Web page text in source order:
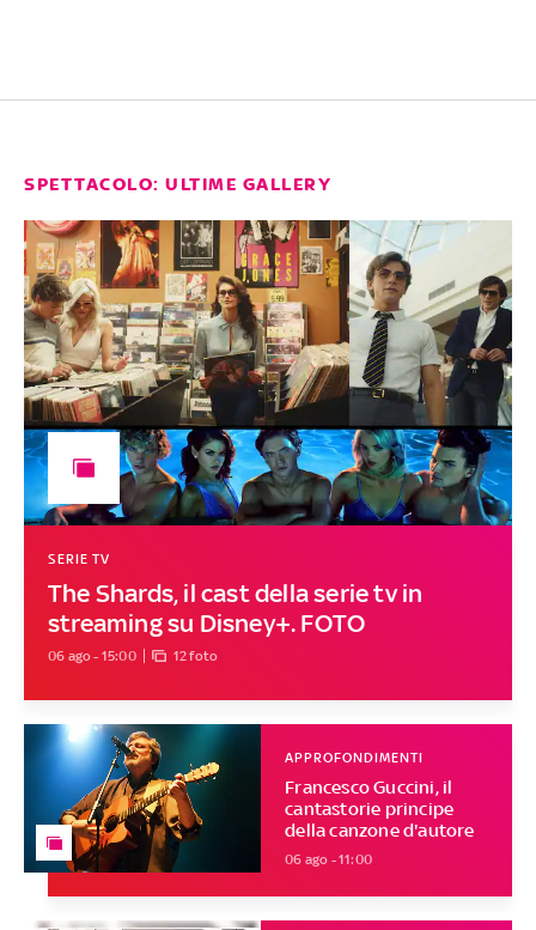
SPETTACOLO: ULTIME GALLERY
The Shards, il cast della serie tv in
streaming su Disney+. FOTO
SERIE TV
06 ago - 15:00 12 foto
Francesco Guccini, il
cantastorie principe
della canzone d'autore
APPROFONDIMENTI
06 ago - 11:00